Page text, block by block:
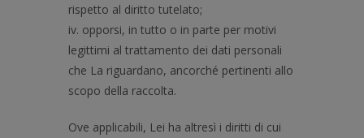
rispetto al diritto tutelato;
iv. opporsi, in tutto o in parte per motivi
legittimi al trattamento dei dati personali
che La riguardano, ancorché pertinenti allo
scopo della raccolta.
Ove applicabili, Lei ha altresì i diritti di cui